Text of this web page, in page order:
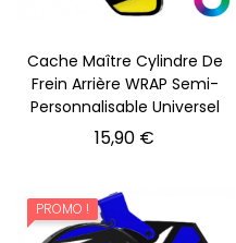
Cache Maître Cylindre De
Frein Arrière WRAP Semi-
Personnalisable Universel
15,90 €
PROMO !